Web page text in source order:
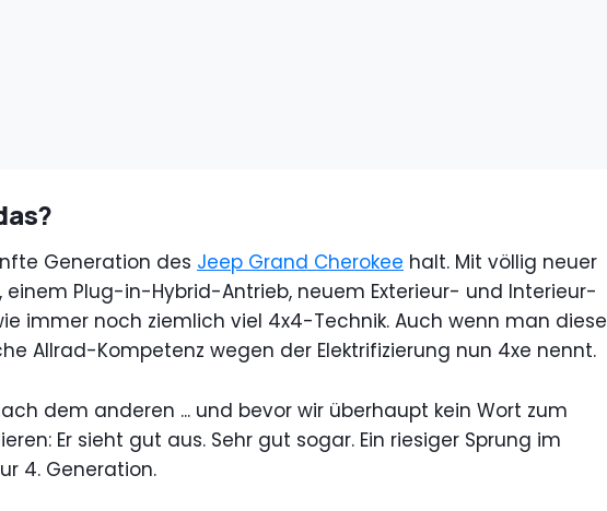
Generation des Jeep Grand Cherokee halt. Mit völlig neuer
einem Plug-in-Hybrid-Antrieb, neuem Exterieur- und Interieur-
immer noch ziemlich viel 4x4-Technik. Auch wenn man diese
Allrad-Kompetenz wegen der Elektrifizierung nun 4xe nennt.
dem anderen ... und bevor wir überhaupt kein Wort zum
Er sieht gut aus. Sehr gut sogar. Ein riesiger Sprung im
4. Generation.